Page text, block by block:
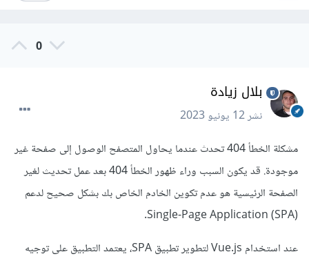
0
بلال زيادة
نشر12 يونيو 2023
مشكلة الخطأ 404 تحدث عندما يحاول المتصفح الوصول إلى صفحة غير
موجودة. قد يكون السبب وراء ظهور الخطأ 404 بعد عمل تحديث لغير
الصفحة الرئيسية هو عدم تكوين الخادم الخاص بك بشكل صحيح لدعم
Single-Page Application (SPA).
عند استخدام Vue.js لتطوير تطبيق SPA، يعتمد التطبيق على توجيه